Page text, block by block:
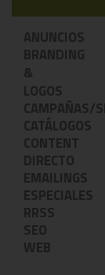
ANUNCIOS
BRANDING
&
LOGOS
CAMPAÑAS/
CATÁLOGOS
CONTENT
DIRECTO
EMAILINGS
ESPECIALES
RRSS
SEO
WEB